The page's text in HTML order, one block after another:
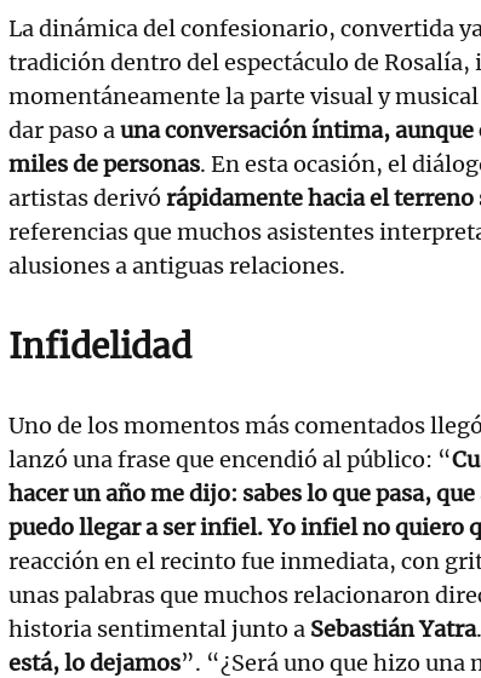
La dinámica del confesionario, convertida
tradición dentro del espectáculo de
momentáneamente la parte visual y
dar paso auna conversación íntima, aunque
miles de personas. En esta ocasión, el
artistas derivó rápidamente hacia el
referencias que muchos asistentes
alusiones a antiguas relaciones.
Infidelidad
Uno de los momentos más comentados
lanzó una frase que encendió al público: “
hacer un año me dijo: sabes lo que pasa,
puedo llegar a ser infiel. Yo infiel no quiero
reacción en el recinto fue inmediata, con
unas palabras que muchos relacionaron
historia sentimental junto a Sebastián Yatra
está, lo dejamos”. “¿Será uno que hizo una